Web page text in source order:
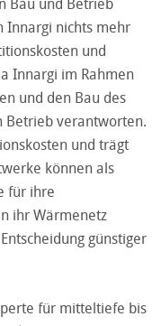
Innargi nichts mehr
und
Innargi im Rahmen
und den Bau des
Betrieb verantworten.
und trägt
können als
für ihre
ihr Wärmenetz
günstiger
für mitteltiefe bis